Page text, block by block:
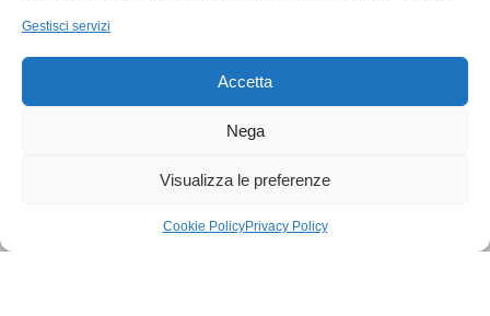
Gestisci servizi
Accetta
Nega
Visualizza le preferenze
Cookie PolicyPrivacy Policy
Ego Communication srl
Via Francesco Baracca, 88 50127 Firenze
Tel. +39 0556533256
commerciale@ego.it